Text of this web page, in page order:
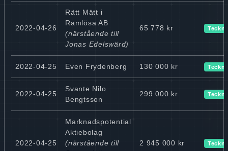
2022-04-26
Rätt Mätt i
Ramlösa AB
(närstående till
Jonas Edelswärd)
65 778 kr
2022-04-25 Even Frydenberg 130 000 kr
2022-04-25
Svante Nilo
Bengtsson
299 000 kr
2022-04-25
Marknadspotential
Aktiebolag
(närstående till
2 945 000 kr